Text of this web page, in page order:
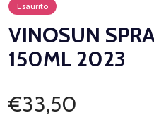
Esaurito
VINOSUN
150ML 2023
€33,50